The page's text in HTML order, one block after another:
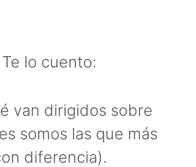
lo cuento:
van dirigidos sobre
somos las que más
diferencia).